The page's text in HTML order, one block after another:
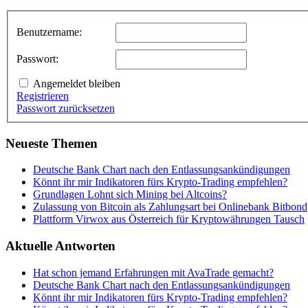
Benutzername:
Passwort:
Angemeldet bleiben
Registrieren
Passwort zurücksetzen
Neueste Themen
Deutsche Bank Chart nach den Entlassungsankündigungen
Könnt ihr mir Indikatoren fürs Krypto-Trading empfehlen?
Grundlagen Lohnt sich Mining bei Altcoins?
Zulassung von Bitcoin als Zahlungsart bei Onlinebank Bitbond
Plattform Virwox aus Österreich für Kryptowährungen Tausch
Aktuelle Antworten
Hat schon jemand Erfahrungen mit AvaTrade gemacht?
Deutsche Bank Chart nach den Entlassungsankündigungen
Könnt ihr mir Indikatoren fürs Krypto-Trading empfehlen?